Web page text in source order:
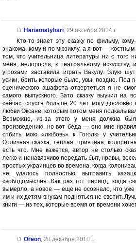
Hariamatyhari, 29 октября 2014 г.
Кто-то знает эту сказку по фильму,
знакома, кому и по мюзиклу, а я вот —
том, что учительница литературы ни с того
меня, недоросля, к театральному
угрозами заставила играть Вакулу. Злую
усики, брить которые было, увы, поздно. Под
сценического эшафота отвертеться я не
самого выпускного. Зато сказку выучил на
сейчас, спустя больше 20 лет могу дословно
любви Оксане, которым потом меня
Возможно, из-за этого у меня должна
произведению, но вот беда — оно мне
отбить мою «любовь» к Гоголю у
Отличная сказка, теплая, приятная,
есть что. Мне кажется, автор не столько
легко и ненавязчиво передать быт, нравы,
простых украинцев во времена, когда
не удалось полностью вытравить
свободомыслия. Как раз тот период, когда
вымерло, а новое — еще не осознало, что уже
им и их детям-внукам подняться не светит.
книги — из тех, которые время от времени
Oreon, 20 декабря 2010 г.